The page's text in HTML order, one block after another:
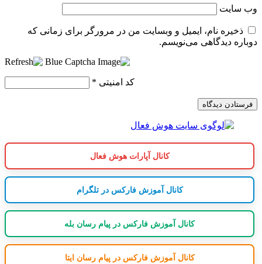
وب‌ سایت
ذخیره نام، ایمیل و وبسایت من در مرورگر برای زمانی که
دوباره دیدگاهی می‌نویسم.
کد امنیتی *
کانال آپارات هوش فعال
کانال آموزش فارکس در تلگرام
کانال آموزش فارکس در پیام رسان بله
کانال آموزش فارکس در پیام رسان ایتا